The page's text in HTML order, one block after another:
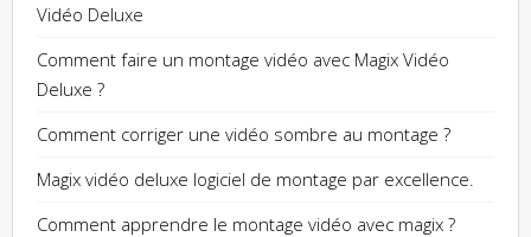
Vidéo Deluxe
Comment faire un montage vidéo avec Magix Vidéo
Deluxe ?
Comment corriger une vidéo sombre au montage ?
Magix vidéo deluxe logiciel de montage par excellence.
Comment apprendre le montage vidéo avec magix ?